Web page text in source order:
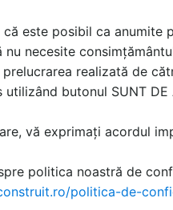
“learning”, ceea ce
este posibil ca anumite
nu necesite
realizată de
butonul SUNT DE
vă exprimați acordul
politica noastră de
politica-de-